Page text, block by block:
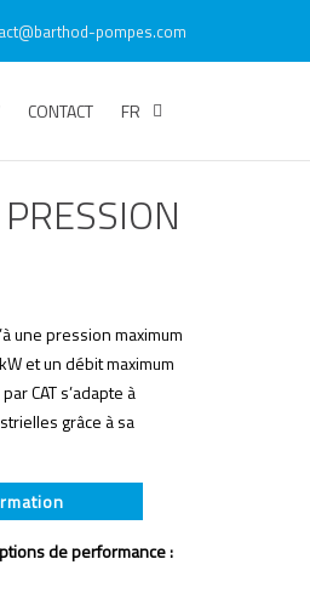
pompes.com
CONTACT FR
une pression maximum
et un débit maximum
CAT s’adapte à
grâce à sa
de performance :